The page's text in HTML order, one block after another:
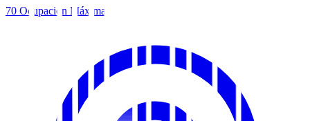
70 Ocupación Máxima